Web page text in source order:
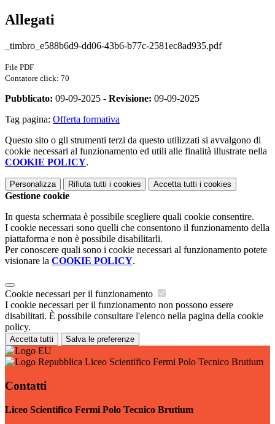
Allegati
_timbro_e588b6d9-dd06-43b6-b77c-2581ec8ad935.pdf
File PDF
Contatore click: 70
Pubblicato: 09-09-2025 - Revisione: 09-09-2025
Tag pagina: Offerta formativa
Questo sito o gli strumenti terzi da questo utilizzati si avvalgono di
cookie necessari al funzionamento ed utili alle finalità illustrate nella
COOKIE POLICY.
Personalizza Rifiuta tutti i cookies Accetta tutti i cookies
Gestione cookie
In questa schermata è possibile scegliere quali cookie consentire.
I cookie necessari sono quelli che consentono il funzionamento della
piattaforma e non è possibile disabilitarli.
Per conoscere quali sono i cookie necessari al funzionamento potete
visionare la COOKIE POLICY.
Cookie necessari per il funzionamento
I cookie necessari per il funzionamento non possono essere
disabilitati. È possibile consultare l'elenco nella pagina della cookie
policy.
Accetta tutti Salva le preferenze
Liceo Scientifico Fermi Polo Tecnico Brutium
Contatti
Liceo Scientifico Fermi Polo Tecnico Brutium